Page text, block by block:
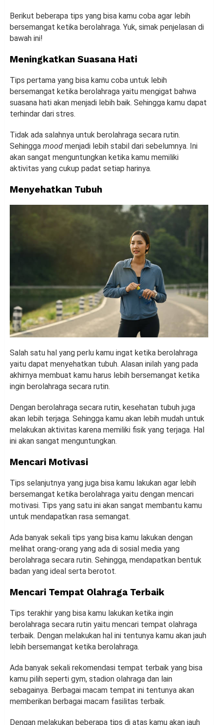
Berikut beberapa tips yang bisa kamu coba agar lebih
bersemangat ketika berolahraga. Yuk, simak penjelasan di
bawah ini!
Meningkatkan Suasana Hati
Tips pertama yang bisa kamu coba untuk lebih
bersemangat ketika berolahraga yaitu mengigat bahwa
suasana hati akan menjadi lebih baik. Sehingga kamu dapat
terhindar dari stres.
Tidak ada salahnya untuk berolahraga secara rutin.
Sehingga mood menjadi lebih stabil dari sebelumnya. Ini
akan sangat menguntungkan ketika kamu memiliki
aktivitas yang cukup padat setiap harinya.
Menyehatkan Tubuh
Salah satu hal yang perlu kamu ingat ketika berolahraga
yaitu dapat menyehatkan tubuh. Alasan inilah yang pada
akhirnya membuat kamu harus lebih bersemangat ketika
ingin berolahraga secara rutin.
Dengan berolahraga secara rutin, kesehatan tubuh juga
akan lebih terjaga. Sehingga kamu akan lebih mudah untuk
melakukan aktivitas karena memiliki fisik yang terjaga. Hal
ini akan sangat menguntungkan.
Mencari Motivasi
Tips selanjutnya yang juga bisa kamu lakukan agar lebih
bersemangat ketika berolahraga yaitu dengan mencari
motivasi. Tips yang satu ini akan sangat membantu kamu
untuk mendapatkan rasa semangat.
Ada banyak sekali tips yang bisa kamu lakukan dengan
melihat orang-orang yang ada di sosial media yang
berolahraga secara rutin. Sehingga, mendapatkan bentuk
badan yang ideal serta berotot.
Mencari Tempat Olahraga Terbaik
Tips terakhir yang bisa kamu lakukan ketika ingin
berolahraga secara rutin yaitu mencari tempat olahraga
terbaik. Dengan melakukan hal ini tentunya kamu akan jauh
lebih bersemangat ketika berolahraga.
Ada banyak sekali rekomendasi tempat terbaik yang bisa
kamu pilih seperti gym, stadion olahraga dan lain
sebagainya. Berbagai macam tempat ini tentunya akan
memberikan berbagai macam fasilitas terbaik.
Dengan melakukan beberapa tips di atas kamu akan jauh